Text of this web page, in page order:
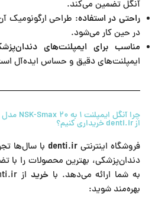
آنگل تضمین می‌کند.
راحتی در استفاده: طراحی
در حین کار می‌شود.
مناسب برای ایمپلنت‌های
ایمپلنت‌های دقیق و حساس ایده‌آل
از denti.ir خریداری کنیم؟
فروشگاه اینترنتی denti.ir با سال‌ها
دندان‌پزشکی، بهترین محصولات را
به شما ارائه می‌دهد. با خرید
بهره‌مند شوید: